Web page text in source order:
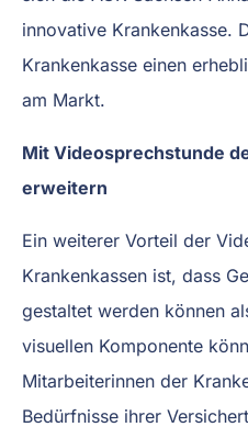
innovative Krankenkasse.
Krankenkasse einen
am Markt.
Mit Videosprechstunde
erweitern
Ein weiterer Vorteil der
Krankenkassen ist, dass
gestaltet werden können
visuellen Komponente
Mitarbeiterinnen der
Bedürfnisse ihrer